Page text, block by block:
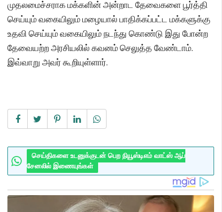
முதலமைச்சராக மக்களின் அன்றாட தேவைகளை பூர்த்தி
செய்யும் வகையிலும் மழையால் பாதிக்கப்பட்ட மக்களுக்கு
உதவி செய்யும் வகையிலும் நடந்து கொண்டு இது போன்ற
தேவையற்ற அரசியலில் கவனம் செலுத்த வேண்டாம்.
இவ்வாறு அவர் கூறியுள்ளார்.
செய்திகளை உடனுக்குடன் பெற நியூஸ்டிஎம் வாட்ஸ் ஆப்
சேனலில் இணையுங்கள்